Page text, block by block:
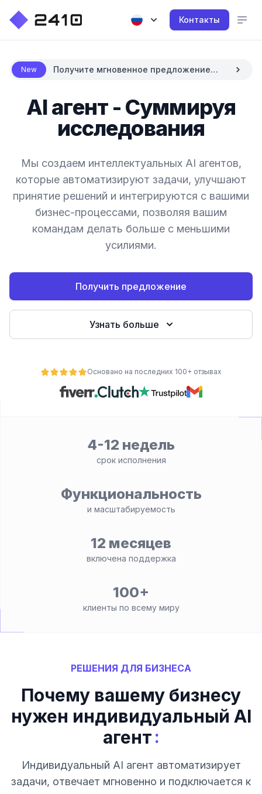
Контакты
New
Получите мгновенное предложение
AI агент - Суммируя
исследования
Мы создаем интеллектуальных AI агентов,
которые автоматизируют задачи, улучшают
принятие решений и интегрируются с вашими
бизнес-процессами, позволяя вашим
командам делать больше с меньшими
усилиями.
Получить предложение
Узнать больше
Основано на последних 100+ отзывах
4-12 недель
срок исполнения
Функциональность
и масштабируемость
12 месяцев
включена поддержка
100+
клиенты по всему миру
РЕШЕНИЯ ДЛЯ БИЗНЕСА
Почему вашему бизнесу
нужен индивидуальный AI
агент:
Индивидуальный AI агент автоматизирует
задачи, отвечает мгновенно и подключается к